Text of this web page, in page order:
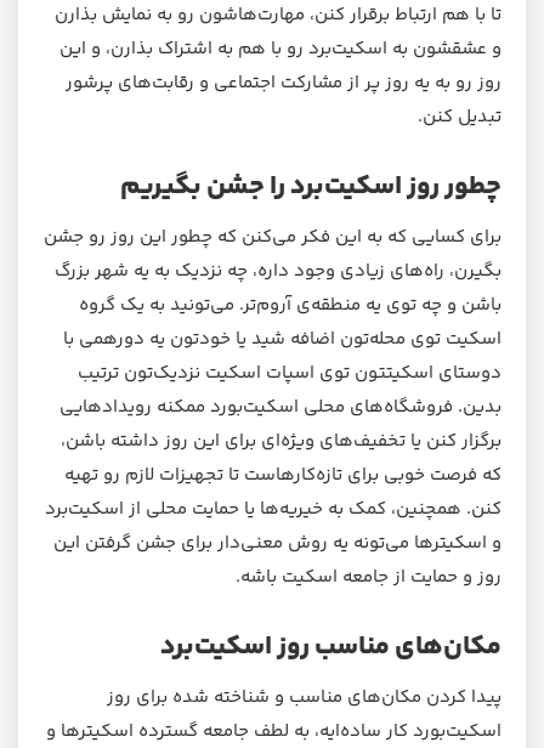
تا با هم ارتباط برقرار کنن، مهارت‌هاشون رو به نمایش بذارن
و عشقشون به اسکیت‌برد رو با هم به اشتراک بذارن، و این
روز رو به یه روز پر از مشارکت اجتماعی و رقابت‌های پرشور
تبدیل کنن.
چطور روز اسکیت‌برد را جشن بگیریم
برای کسایی که به این فکر می‌کنن که چطور این روز رو جشن
بگیرن، راه‌های زیادی وجود داره، چه نزدیک به یه شهر بزرگ
باشن و چه توی یه منطقه‌ی آروم‌تر. می‌تونید به یک گروه
اسکیت توی محله‌تون اضافه شید یا خودتون یه دورهمی با
دوستای اسکیتتون توی اسپات اسکیت نزدیک‌تون ترتیب
بدین. فروشگاه‌های محلی اسکیت‌بورد ممکنه رویدادهایی
برگزار کنن یا تخفیف‌های ویژه‌ای برای این روز داشته باشن،
که فرصت خوبی برای تازه‌کارهاست تا تجهیزات لازم رو تهیه
کنن. همچنین، کمک به خیریه‌ها یا حمایت محلی از اسکیت‌برد
و اسکیترها می‌تونه یه روش معنی‌دار برای جشن گرفتن این
روز و حمایت از جامعه اسکیت باشه.
مکان‌های مناسب روز اسکیت‌برد
پیدا کردن مکان‌های مناسب و شناخته شده برای روز
اسکیت‌بورد کار ساده‌ایه، به لطف جامعه گسترده اسکیترها و